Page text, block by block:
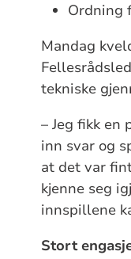
Ordning
Mandag
tekniske
– Jeg fikk
inn svar og
at det var
kjenne seg
innspillene
Stort